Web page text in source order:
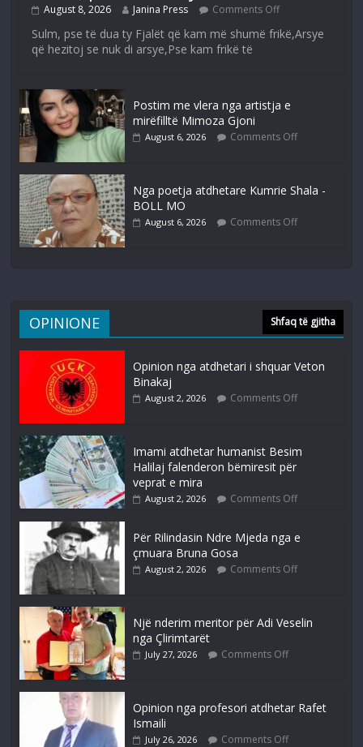
August 8, 2026 Janina Press Comments Off
Sulm, pse të dua ty Fjalët që kam më shumë frikë,Arsye
që hezitoj se nuk di arsye,Pse kam frikë të
Postim me vlera nga artistja e
mirëfilltë Mimoza Gjoni
August 6, 2026 Comments Off
Nga poetja atdhetare Kumrie Shala -
BOLL MO
August 6, 2026 Comments Off
OPINIONE Shfaq të gjitha
Opinion nga atdhetari i shquar Veton
Binakaj
August 2, 2026 Comments Off
Imami atdhetar humanist Besim
Halilaj falenderon bëmiresit për
veprat e mira
August 2, 2026 Comments Off
Për Rilindasin Ndre Mjeda nga e
çmuara Bruna Gosa
August 2, 2026 Comments Off
Një nderim meritor për Adi Veselin
nga Çlirimtarët
July 27, 2026 Comments Off
Opinion nga profesori atdhetar Rafet
Ismaili
July 26, 2026 Comments Off